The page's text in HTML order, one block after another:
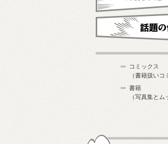
これから発売予定
コミックス
（書籍扱いコ
書籍
（写真集とム